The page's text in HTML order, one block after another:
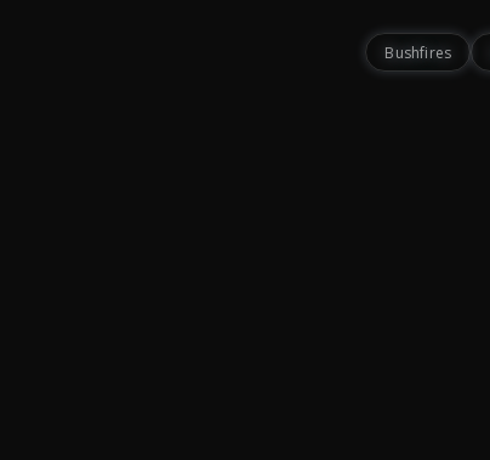
Bushfires